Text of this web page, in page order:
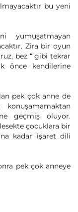
bu yeni
yumuşatmayan
Zira bir oyun
bez “ gibi tekrar
önce kendilerine
pek çok anne de
geçmiş oluyor.
çocuklara bir
kadar işaret dili
pek çok anneye